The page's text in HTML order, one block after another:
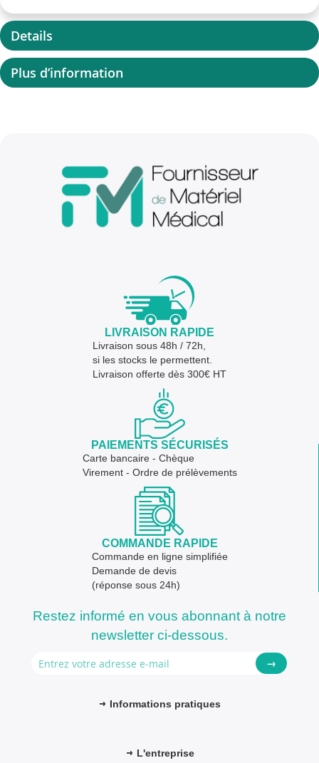
Details
Plus d’information
LIVRAISON RAPIDE
Livraison sous 48h / 72h,
si les stocks le permettent.
Livraison offerte dès 300€ HT
PAIEMENTS SÉCURISÉS
Carte bancaire - Chèque
Virement - Ordre de prélèvements
COMMANDE RAPIDE
Commande en ligne simplifiée
Demande de devis
(réponse sous 24h)
Restez informé en vous abonnant à notre
newsletter ci-dessous.
→
Informations pratiques
L'entreprise